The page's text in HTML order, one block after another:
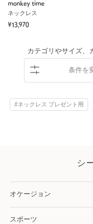
monkey time
ネックレス
¥13,970
カテゴリやサイズ、
条件を
#ネックレス プレゼント用
シ
オケージョン
スポーツ